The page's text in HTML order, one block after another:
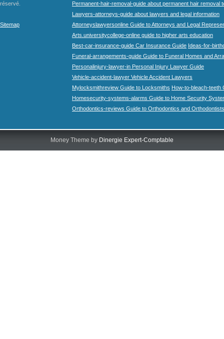
réservé.
Sitemap
Permanent-hair-removal-guide about permanent hair removal
Lawyers-attorneys-guide about lawyers and legal information
Attorneyslawyersonline Guide to Attorneys and Legal
Arts.universitycollege-online guide to higher arts education
Best-car-insurance-guide Car Insurance Guide Ideas-for-
Funeral-arrangements-guide Guide to Funeral Homes and
Personalinjury-lawyer-in Personal Injury Lawyer Guide
Vehicle-accident-lawyer Vehicle Accident Lawyers
Mylocksmithreview Guide to Locksmiths How-to-bleach-teeth
Homesecurity-systems-alarms Guide to Home Security
Orthodontics-reviews Guide to Orthodontics and Orthodontists
Money Theme by Dinergie Expert-Comptable